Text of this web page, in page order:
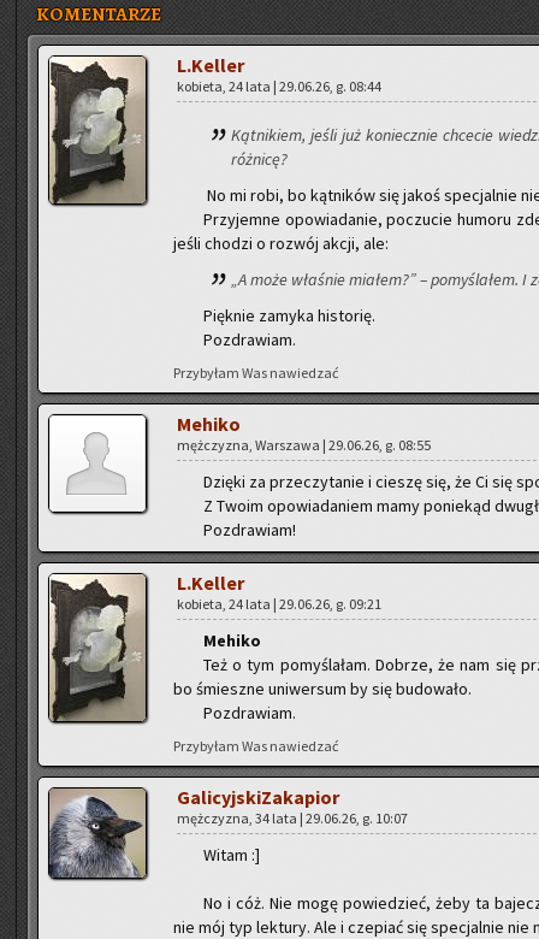
KOMENTARZE
L.Keller
ko­bie­ta, 24 lata | 29.06.26, g. 08:44
Kąt­ni­kiem, jeśli już ko­niecz­nie chce­cie
róż­ni­cę?
No mi robi, bo kąt­ni­ków się jakoś spe­cjal­nie
Przy­jem­ne opo­wia­da­nie, po­czu­cie hu­mo­ru
jeśli cho­dzi o roz­wój akcji, ale:
„A może wła­śnie mia­łem?” – po­my­śla­łem.
Pięk­nie za­my­ka hi­sto­rię.
Po­zdra­wiam.
Przy­by­łam Was na­wie­dzać
Me­hi­ko
męż­czy­zna, War­sza­wa | 29.06.26, g. 08:55
Dzię­ki za prze­czy­ta­nie i cie­szę się, że Ci się
Z Twoim opo­wia­da­niem mamy po­nie­kąd
Po­zdra­wiam!
L.Keller
ko­bie­ta, 24 lata | 29.06.26, g. 09:21
Me­hi­ko
Też o tym po­my­śla­łam. Do­brze, że nam się
bo śmiesz­ne uni­wer­sum by się bu­do­wa­ło.
Po­zdra­wiam.
Przy­by­łam Was na­wie­dzać
Ga­li­cyj­ski­Za­ka­pior
męż­czy­zna, 34 lata | 29.06.26, g. 10:07
Witam :]
No i cóż. Nie mogę po­wie­dzieć, żeby ta
nie mój typ lek­tu­ry. Ale i cze­piać się spe­cjal­nie